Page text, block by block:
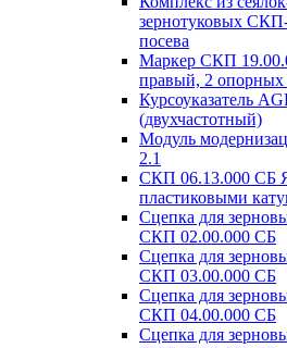
зернотуковых
посева
Маркер СКП
правый, 2 опорных
Курсоуказатель
(двухчастотный)
Модуль
2.1
СКП 06.13.000 СБ
пластиковыми
Сцепка для
СКП 02.00.000 СБ
Сцепка для
СКП 03.00.000 СБ
Сцепка для
СКП 04.00.000 СБ
Сцепка для